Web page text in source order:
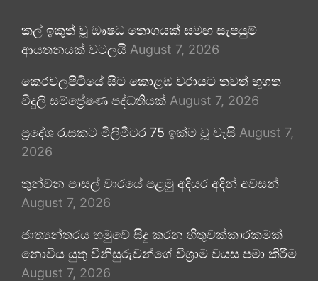
කල් ඉකුත් වූ ඖෂධ තොගයක් සමඟ සැපයුම්
ආයතනයක් වටලයි August 7, 2026
කෙරවලපිටියේ සිට කොළඹ වරායට තවත් භූගත
විදුලි සම්ප්‍රේෂණ පද්ධතියක් August 7, 2026
ප්‍රදේශ රැසකට මිලිමීටර 75 ඉක්ම වූ වැසි August 7,
2026
තුන්වන පාසල් වාරයේ පළමු අදියර අදින් අවසන්
August 7, 2026
ජාත්‍යන්තරය හමුවේ සිදු කරන හිතුවක්කාරකමක්
නොවිය යුතු විනිසුරුවන්ගේ විශ්‍රාම වයස පමා කිරීම
August 7, 2026